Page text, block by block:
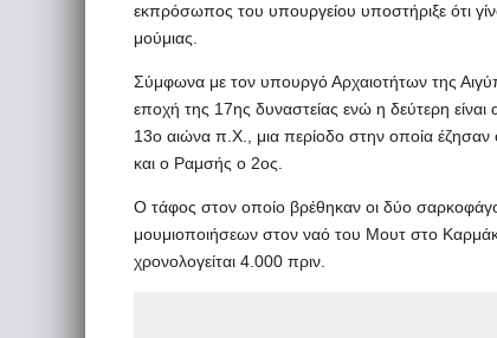
εκπρόσωπος του υπουργείου υποστήριξε ότι
μούμιας.
Σύμφωνα με τον υπουργό Αρχαιοτήτων της
εποχή της 17ης δυναστείας ενώ η δεύτερη
13ο αιώνα π.Χ., μια περίοδο στην οποία
και ο Ραμσής ο 2ος.
Ο τάφος στον οποίο βρέθηκαν οι δύο
μουμιοποιήσεων στον ναό του Μουτ στο
χρονολογείται 4.000 πριν.